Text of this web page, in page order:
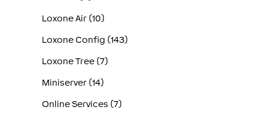
Loxone Air (10)
Loxone Config (143)
Loxone Tree (7)
Miniserver (14)
Online Services (7)